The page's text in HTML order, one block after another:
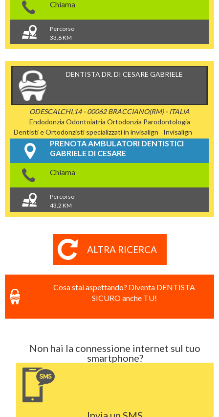
Chiama
Percorso
33,6 KM
DENTISTA DR. DI CESARE GABRIELE
ODESCALCHI,14 - 00062 BRACCIANO(RM) - ITALIA
Endodonzia Odontoiatria Ortodonzia Parodontologia
Dentisti e Ortodonzisti specializzati in invisalign
Invisalign
PRENOTA AMBULATORI DENTISTICI
GABRIELE DI CESARE
Chiama
Percorso
43,2 KM
ALTRA RICERCA
Cosa stai aspettando? Diventa DENTISTA
SICURO anche TU!
Non hai la connessione internet sul tuo
smartphone?